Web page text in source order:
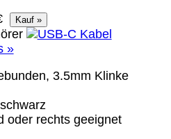
»
3.5mm Klinke
oder rechts geeignet